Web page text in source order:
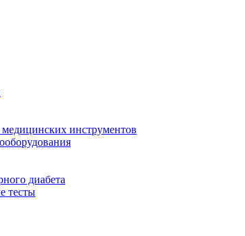
инструментов
диабета
тесты